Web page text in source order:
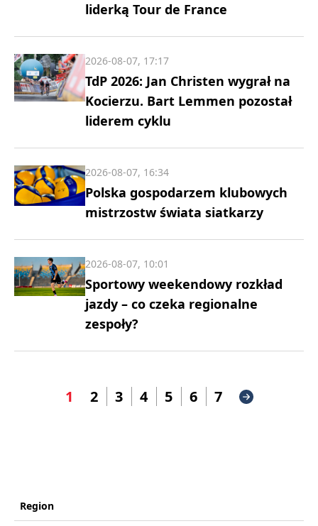
liderką Tour de France
TdP 2026: Jan Christen wygrał na
Kocierzu. Bart Lemmen pozostał
liderem cyklu
2026-08-07, 17:17
Polska gospodarzem klubowych
mistrzostw świata siatkarzy
2026-08-07, 16:34
Sportowy weekendowy rozkład
jazdy – co czeka regionalne
zespoły?
2026-08-07, 10:01
1 2 3 4 5 6 7
Region